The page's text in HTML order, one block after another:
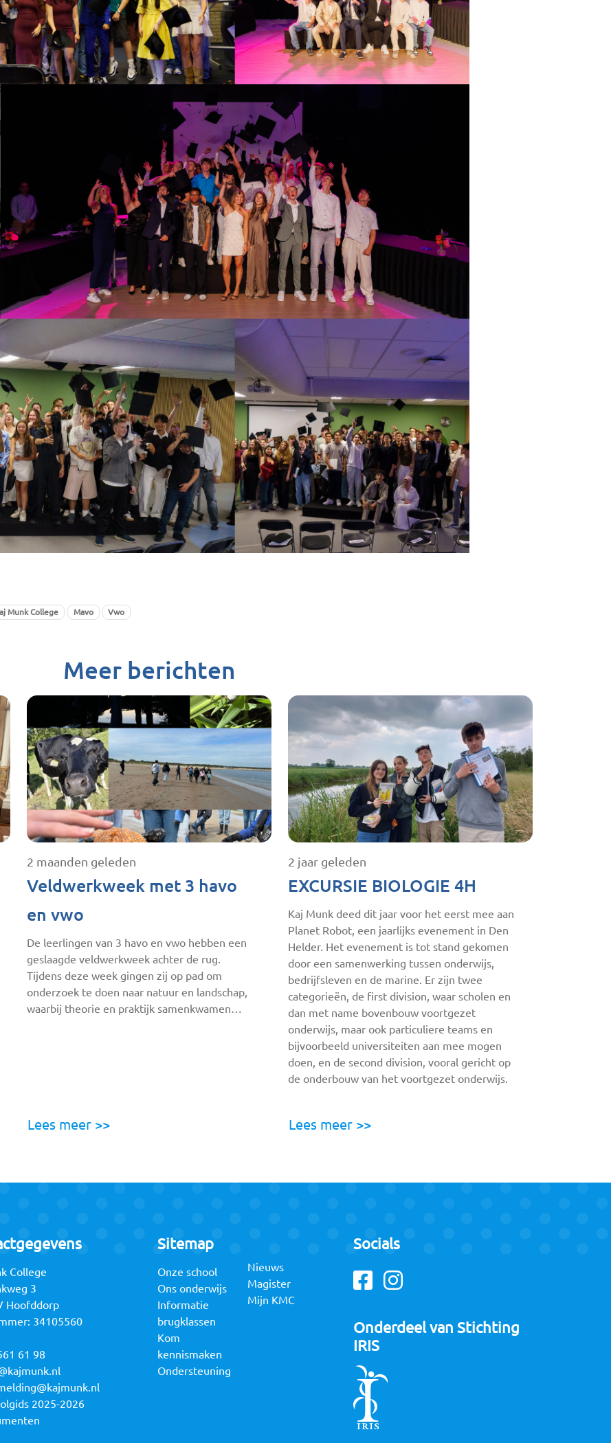
Munk College Mavo Vwo
Meer berichten
2 maanden geleden
Veldwerkweek met 3 havo
en vwo
De leerlingen van 3 havo en vwo hebben een
geslaagde veldwerkweek achter de rug.
Tijdens deze week gingen zij op pad om
onderzoek te doen naar natuur en landschap,
waarbij theorie en praktijk samenkwamen…
Lees meer >>
2 jaar geleden
EXCURSIE BIOLOGIE 4H
Kaj Munk deed dit jaar voor het eerst mee aan
Planet Robot, een jaarlijks evenement in Den
Helder. Het evenement is tot stand gekomen
door een samenwerking tussen onderwijs,
bedrijfsleven en de marine. Er zijn twee
categorieën, de first division, waar scholen en
dan met name bovenbouw voortgezet
onderwijs, maar ook particuliere teams en
bijvoorbeeld universiteiten aan mee mogen
doen, en de second division, vooral gericht op
de onderbouw van het voortgezet onderwijs.
Lees meer >>
College
3
Hoofddorp
34105560
61 98
2025-2026
Sitemap
Onze school
Ons onderwijs
Informatie
brugklassen
Kom
kennismaken
Ondersteuning
Nieuws
Magister
Mijn KMC
Socials
Facebook
Instagram
Onderdeel van Stichting
IRIS